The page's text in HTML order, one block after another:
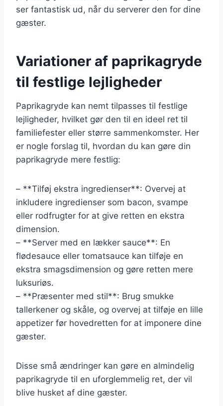
ser fantastisk ud, når du serverer den for dine
gæster.
Variationer af paprikagryde
til festlige lejligheder
Paprikagryde kan nemt tilpasses til festlige
lejligheder, hvilket gør den til en ideel ret til
familiefester eller større sammenkomster. Her
er nogle forslag til, hvordan du kan gøre din
paprikagryde mere festlig:
– **Tilføj ekstra ingredienser**: Overvej at
inkludere ingredienser som bacon, svampe
eller rodfrugter for at give retten en ekstra
dimension.
– **Server med en lækker sauce**: En
flødesauce eller tomatsauce kan tilføje en
ekstra smagsdimension og gøre retten mere
luksuriøs.
– **Præsenter med stil**: Brug smukke
tallerkener og skåle, og overvej at tilføje en lille
appetizer før hovedretten for at imponere dine
gæster.
Disse små ændringer kan gøre en almindelig
paprikagryde til en uforglemmelig ret, der vil
blive husket af dine gæster.